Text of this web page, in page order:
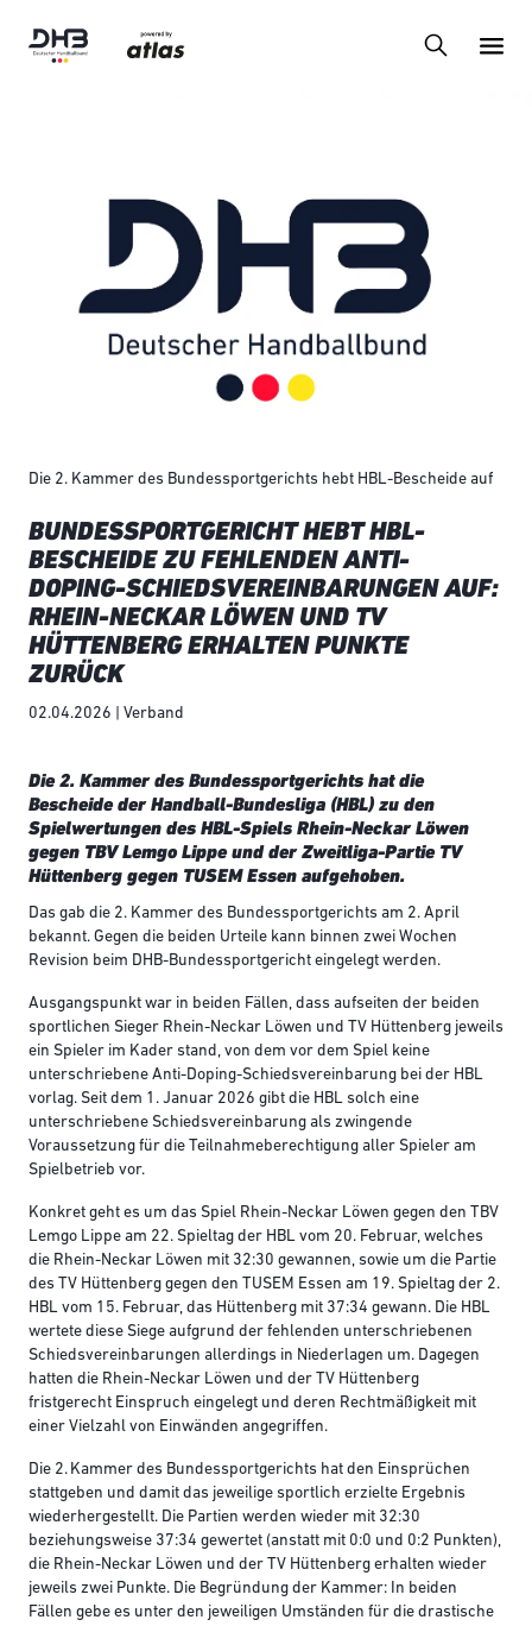
Die 2. Kammer des Bundessportgerichts hebt HBL-Bescheide auf
BUNDESSPORTGERICHT HEBT HBL-
BESCHEIDE ZU FEHLENDEN ANTI-
DOPING-SCHIEDSVEREINBARUNGEN AUF:
RHEIN-NECKAR LÖWEN UND TV
HÜTTENBERG ERHALTEN PUNKTE
ZURÜCK
02.04.2026 | Verband
Die 2. Kammer des Bundessportgerichts hat die
Bescheide der Handball-Bundesliga (HBL) zu den
Spielwertungen des HBL-Spiels Rhein-Neckar Löwen
gegen TBV Lemgo Lippe und der Zweitliga-Partie TV
Hüttenberg gegen TUSEM Essen aufgehoben.
Das gab die 2. Kammer des Bundessportgerichts am 2. April
bekannt. Gegen die beiden Urteile kann binnen zwei Wochen
Revision beim DHB-Bundessportgericht eingelegt werden.
Ausgangspunkt war in beiden Fällen, dass aufseiten der beiden
sportlichen Sieger Rhein-Neckar Löwen und TV Hüttenberg jeweils
ein Spieler im Kader stand, von dem vor dem Spiel keine
unterschriebene Anti-Doping-Schiedsvereinbarung bei der HBL
vorlag. Seit dem 1. Januar 2026 gibt die HBL solch eine
unterschriebene Schiedsvereinbarung als zwingende
Voraussetzung für die Teilnahmeberechtigung aller Spieler am
Spielbetrieb vor.
Konkret geht es um das Spiel Rhein-Neckar Löwen gegen den TBV
Lemgo Lippe am 22. Spieltag der HBL vom 20. Februar, welches
die Rhein-Neckar Löwen mit 32:30 gewannen, sowie um die Partie
des TV Hüttenberg gegen den TUSEM Essen am 19. Spieltag der 2.
HBL vom 15. Februar, das Hüttenberg mit 37:34 gewann. Die HBL
wertete diese Siege aufgrund der fehlenden unterschriebenen
Schiedsvereinbarungen allerdings in Niederlagen um. Dagegen
hatten die Rhein-Neckar Löwen und der TV Hüttenberg
fristgerecht Einspruch eingelegt und deren Rechtmäßigkeit mit
einer Vielzahl von Einwänden angegriffen.
Die 2. Kammer des Bundessportgerichts hat den Einsprüchen
stattgeben und damit das jeweilige sportlich erzielte Ergebnis
wiederhergestellt. Die Partien werden wieder mit 32:30
beziehungsweise 37:34 gewertet (anstatt mit 0:0 und 0:2 Punkten),
die Rhein-Neckar Löwen und der TV Hüttenberg erhalten wieder
jeweils zwei Punkte. Die Begründung der Kammer: In beiden
Fällen gebe es unter den jeweiligen Umständen für die drastische